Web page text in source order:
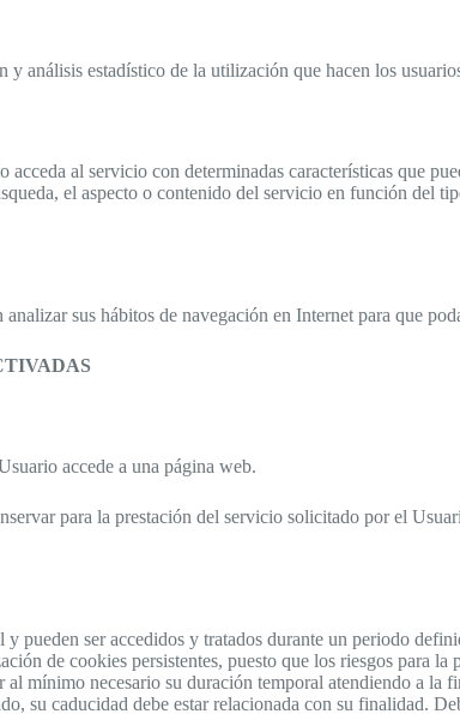
análisis estadístico de la utilización que hacen los
al servicio con determinadas características que
el aspecto o contenido del servicio en función del
sus hábitos de navegación en Internet para que
accede a una página web.
para la prestación del servicio solicitado por el
pueden ser accedidos y tratados durante un periodo
de cookies persistentes, puesto que los riesgos para
al mínimo necesario su duración temporal atendiendo a
su caducidad debe estar relacionada con su finalidad.